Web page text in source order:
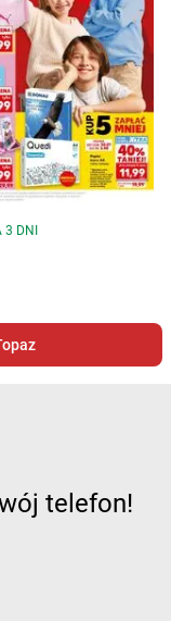
3 DNI
telefon!